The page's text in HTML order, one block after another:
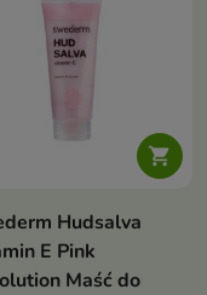

Hudsalva
E Pink
Maść do